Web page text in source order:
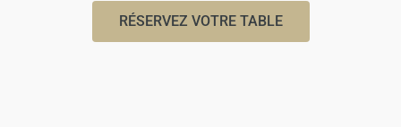
RÉSERVEZ VOTRE TABLE